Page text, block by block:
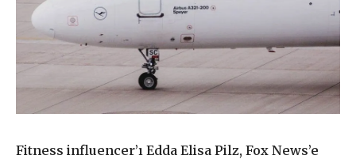
Fitness influencer’ı Edda Elisa Pilz, Fox News’e